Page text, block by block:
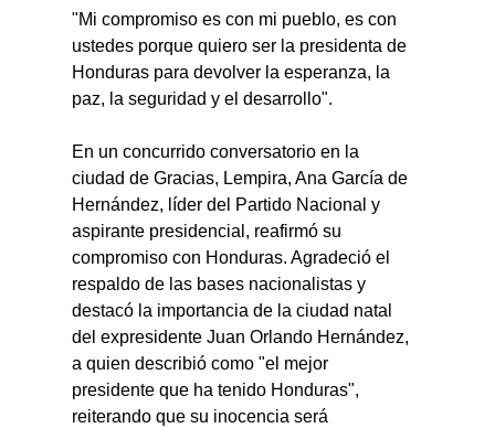
"Mi compromiso es con mi pueblo, es con
ustedes porque quiero ser la presidenta de
Honduras para devolver la esperanza, la
paz, la seguridad y el desarrollo".
En un concurrido conversatorio en la
ciudad de Gracias, Lempira, Ana García de
Hernández, líder del Partido Nacional y
aspirante presidencial, reafirmó su
compromiso con Honduras. Agradeció el
respaldo de las bases nacionalistas y
destacó la importancia de la ciudad natal
del expresidente Juan Orlando Hernández,
a quien describió como "el mejor
presidente que ha tenido Honduras",
reiterando que su inocencia será